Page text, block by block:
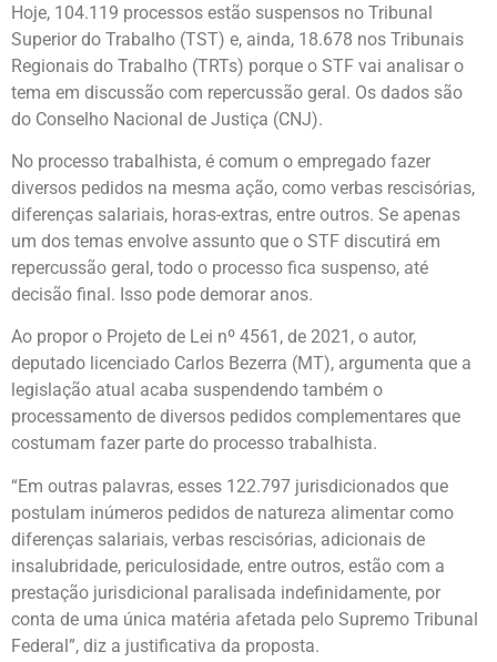
Hoje, 104.119 processos estão suspensos no Tribunal
Superior do Trabalho (TST) e, ainda, 18.678 nos Tribunais
Regionais do Trabalho (TRTs) porque o STF vai analisar o
tema em discussão com repercussão geral. Os dados são
do Conselho Nacional de Justiça (CNJ).
No processo trabalhista, é comum o empregado fazer
diversos pedidos na mesma ação, como verbas rescisórias,
diferenças salariais, horas-extras, entre outros. Se apenas
um dos temas envolve assunto que o STF discutirá em
repercussão geral, todo o processo fica suspenso, até
decisão final. Isso pode demorar anos.
Ao propor o Projeto de Lei nº 4561, de 2021, o autor,
deputado licenciado Carlos Bezerra (MT), argumenta que a
legislação atual acaba suspendendo também o
processamento de diversos pedidos complementares que
costumam fazer parte do processo trabalhista.
“Em outras palavras, esses 122.797 jurisdicionados que
postulam inúmeros pedidos de natureza alimentar como
diferenças salariais, verbas rescisórias, adicionais de
insalubridade, periculosidade, entre outros, estão com a
prestação jurisdicional paralisada indefinidamente, por
conta de uma única matéria afetada pelo Supremo Tribunal
Federal”, diz a justificativa da proposta.